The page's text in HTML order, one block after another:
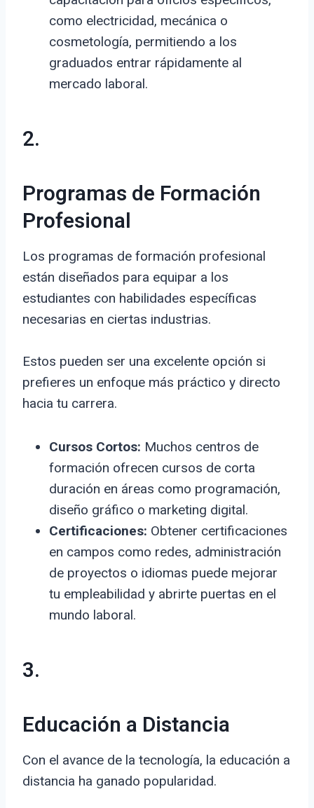
como electricidad, mecánica o
cosmetología, permitiendo a los
graduados entrar rápidamente al
mercado laboral.
2.
Programas de Formación
Profesional
Los programas de formación profesional
están diseñados para equipar a los
estudiantes con habilidades específicas
necesarias en ciertas industrias.
Estos pueden ser una excelente opción si
prefieres un enfoque más práctico y directo
hacia tu carrera.
Cursos Cortos: Muchos centros de
formación ofrecen cursos de corta
duración en áreas como programación,
diseño gráfico o marketing digital.
Certificaciones: Obtener certificaciones
en campos como redes, administración
de proyectos o idiomas puede mejorar
tu empleabilidad y abrirte puertas en el
mundo laboral.
3.
Educación a Distancia
Con el avance de la tecnología, la educación a
distancia ha ganado popularidad.